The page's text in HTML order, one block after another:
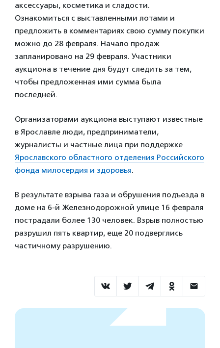
аксессуары, косметика и сладости.
Ознакомиться с выставленными лотами и
предложить в комментариях свою сумму покупки
можно до 28 февраля. Начало продаж
запланировано на 29 февраля. Участники
аукциона в течение дня будут следить за тем,
чтобы предложенная ими сумма была
последней.
Организаторами аукциона выступают известные
в Ярославле люди, предприниматели,
журналисты и частные лица при поддержке
Ярославского областного отделения Российского
фонда милосердия и здоровья.
В результате взрыва газа и обрушения подъезда в
доме на 6-й Железнодорожной улице 16 февраля
пострадали более 130 человек. Взрыв полностью
разрушил пять квартир, еще 20 подверглись
частичному разрушению.